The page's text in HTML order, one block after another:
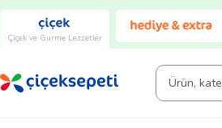
Çiçek ve Gurme Lezzetler